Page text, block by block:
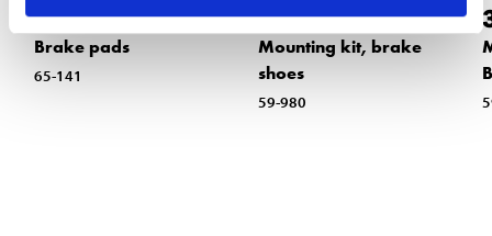
169:-
Brake pads
65-141
4990
Mounting kit, brake
shoes
59-980